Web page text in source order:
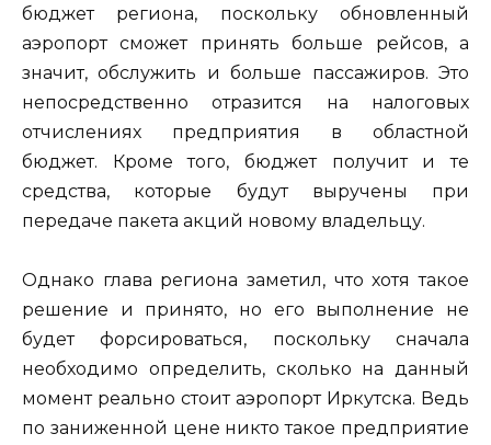
бюджет региона, поскольку обновленный
аэропорт сможет принять больше рейсов, а
значит, обслужить и больше пассажиров. Это
непосредственно отразится на налоговых
отчислениях предприятия в областной
бюджет. Кроме того, бюджет получит и те
средства, которые будут выручены при
передаче пакета акций новому владельцу.
Однако глава региона заметил, что хотя такое
решение и принято, но его выполнение не
будет форсироваться, поскольку сначала
необходимо определить, сколько на данный
момент реально стоит аэропорт Иркутска. Ведь
по заниженной цене никто такое предприятие